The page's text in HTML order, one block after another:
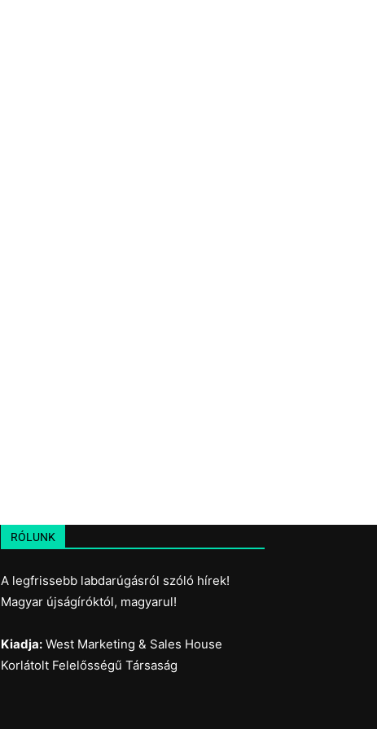
RÓLUNK
A legfrissebb labdarúgásról szóló hírek!
Magyar újságíróktól, magyarul!
Kiadja:West Marketing & Sales House
Korlátolt Felelősségű Társaság